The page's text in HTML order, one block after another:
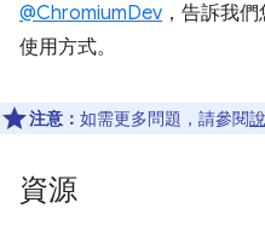
@ChromiumDev ，告訴我
使用方式。
注意： 如需更多問題，請參閱
資源